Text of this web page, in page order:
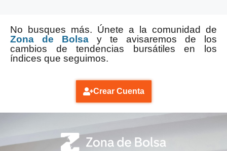
No busques más. Únete a la comunidad de
Zona de Bolsa y te avisaremos de los
cambios de tendencias bursátiles en los
índices que seguimos.
Crear Cuenta